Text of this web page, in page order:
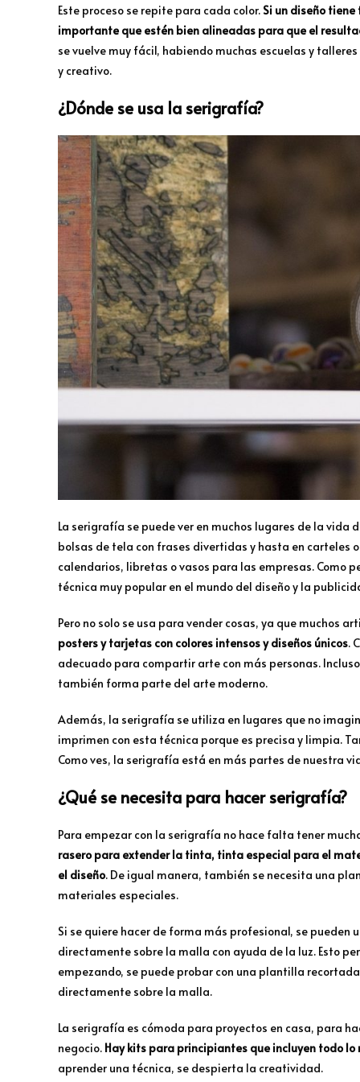
Este proceso se repite para cada color. Si un diseño
importante que estén bien alineadas para que el
se vuelve muy fácil, habiendo muchas escuelas y
y creativo.
¿Dónde se usa la serigrafía?
La serigrafía se puede ver en muchos lugares de la
bolsas de tela con frases divertidas y hasta en carteles
calendarios, libretas o vasos para las empresas. Como
técnica muy popular en el mundo del diseño y la
Pero no solo se usa para vender cosas, ya que muchos
posters y tarjetas con colores intensos y diseños únicos.
adecuado para compartir arte con más personas.
también forma parte del arte moderno.
Además, la serigrafía se utiliza en lugares que no
imprimen con esta técnica porque es precisa y limpia.
Como ves, la serigrafía está en más partes de nuestra
¿Qué se necesita para hacer serigrafía?
Para empezar con la serigrafía no hace falta tener
rasero para extender la tinta, tinta especial para el
el diseño. De igual manera, también se necesita una
materiales especiales.
Si se quiere hacer de forma más profesional, se
directamente sobre la malla con ayuda de la luz. Esto
empezando, se puede probar con una plantilla
directamente sobre la malla.
La serigrafía es cómoda para proyectos en casa, para
negocio. Hay kits para principiantes que incluyen todo
aprender una técnica, se despierta la creatividad.